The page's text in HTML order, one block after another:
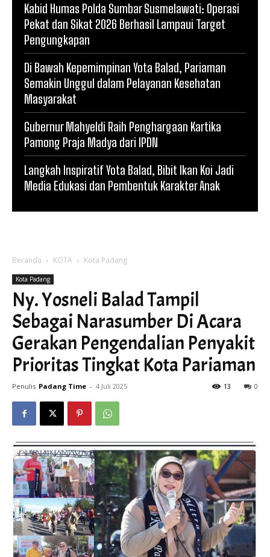
Kabid Humas Polda Sumbar Susmelawati: Operasi
Pekat dan Sikat 2026 Berhasil Lampaui Target
Pengungkapan
Di Bawah Kepemimpinan Yota Balad, Pariaman
Semakin Unggul dalam Pelayanan Kesehatan
Masyarakat
Gubernur Mahyeldi Raih Penghargaan Kartika
Pamong Praja Madya dari IPDN
Langkah Inspiratif Yota Balad, Bibit Ikan Koi Jadi
Media Edukasi dan Pembentuk Karakter Anak